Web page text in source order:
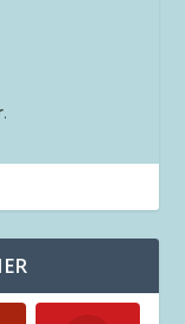
.